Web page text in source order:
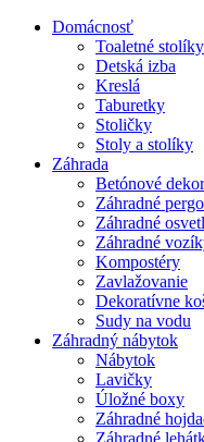
Domácnosť
Toaletné stolíky
Detská izba
Kreslá
Taburetky
Stoličky
Stoly a stolíky
Záhrada
Betónové
Záhradné
Záhradné
Záhradné
Kompostéry
Zavlažovanie
Dekoratívne
Sudy na vodu
Záhradný nábytok
Nábytok
Lavičky
Úložné boxy
Záhradné
Záhradné